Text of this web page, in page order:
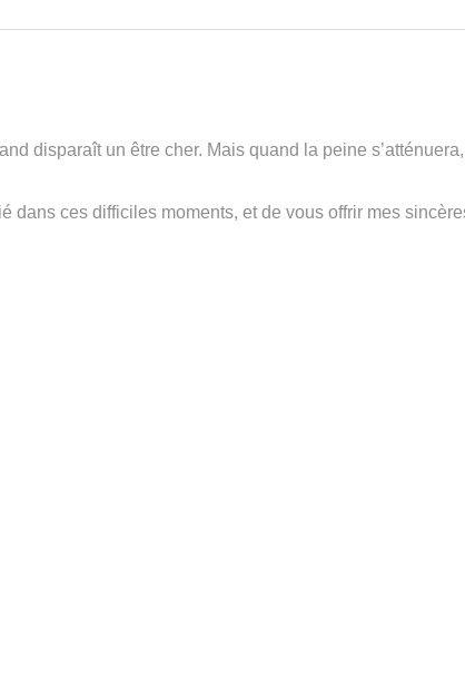
disparaît un être cher. Mais quand la peine
dans ces difficiles moments, et de vous offrir mes